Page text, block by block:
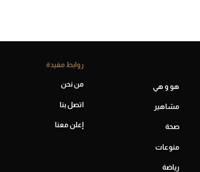
هو و هي
مشاهير
صحة
منوعات
رياضة
روابط مفيدة
من نحن
اتصل بنا
إعلن معنا